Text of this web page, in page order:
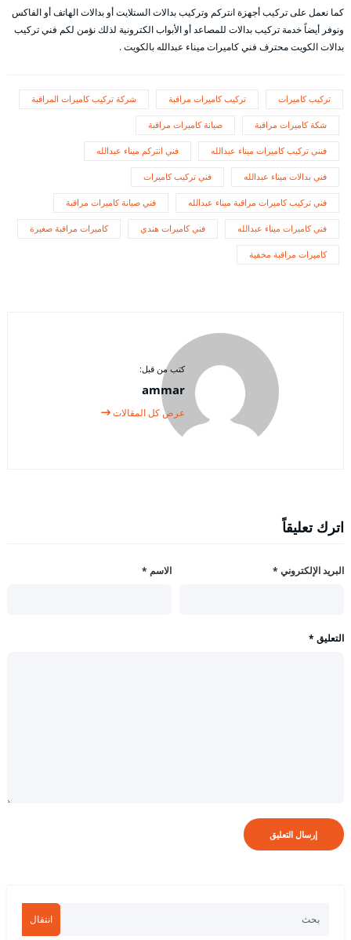
كما نعمل على تركيب أجهزة انتركم وتركيب بدالات الستلايت أو بدالات الهاتف أو الفاكس
ونوفر أيضاً خدمة تركيب بدالات للمصاعد أو الأبواب الكترونية لذلك نؤمن لكم فني تركيب
بدالات الكويت محترف فني كاميرات ميناء عبدالله بالكويت .
تركيب كاميرات تركيب كاميرات مراقبة شركة تركيب كاميرات المراقبة
شكة كاميرات مراقبة صيانة كاميرات مراقبة
فنني تركيب كاميرات ميناء عبدالله فني انتركم ميناء عبدالله
فني بدالات ميناء عبدالله فني تركيب كاميرات
فني تركيب كاميرات مراقبة ميناء عبدالله فني صيانة كاميرات مراقبة
فني كاميرات ميناء عبدالله فني كاميرات هندي كاميرات مراقبة صغيرة
كاميرات مراقبة مخفية
كتب من قبل:
ammar
عرض كل المقالات
اترك تعليقاً
الاسم * البريد الإلكتروني *
التعليق *
انتقال